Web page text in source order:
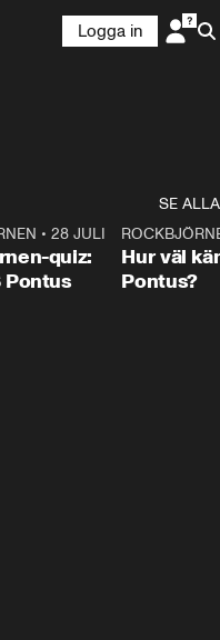
Logga in
SE ALLA
0:15
•28 JULI
quiz:
Pontus
Hur väl
Pontus?